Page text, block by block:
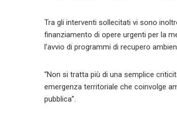
Tra gli interventi sollecitati vi sono
finanziamento di opere urgenti per la
l’avvio di programmi di recupero
“Non si tratta più di una semplice
emergenza territoriale che coinvolge
pubblica”.